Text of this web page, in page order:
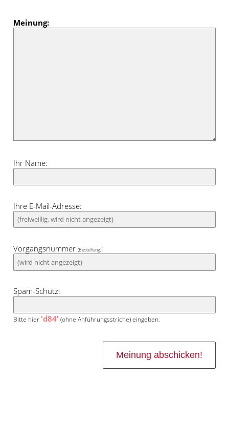
Meinung:
Ihr Name:
Ihre E-Mail-Adresse:
Vorgangsnummer(Bestellung):
Spam-Schutz:
Bitte hier 'd84' (ohne Anführungsstriche) eingeben.